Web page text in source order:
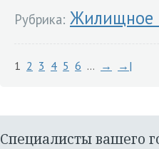
Рубрика: Жилищное
1 2 3 4 5 6 … → →|
Специалисты вашего